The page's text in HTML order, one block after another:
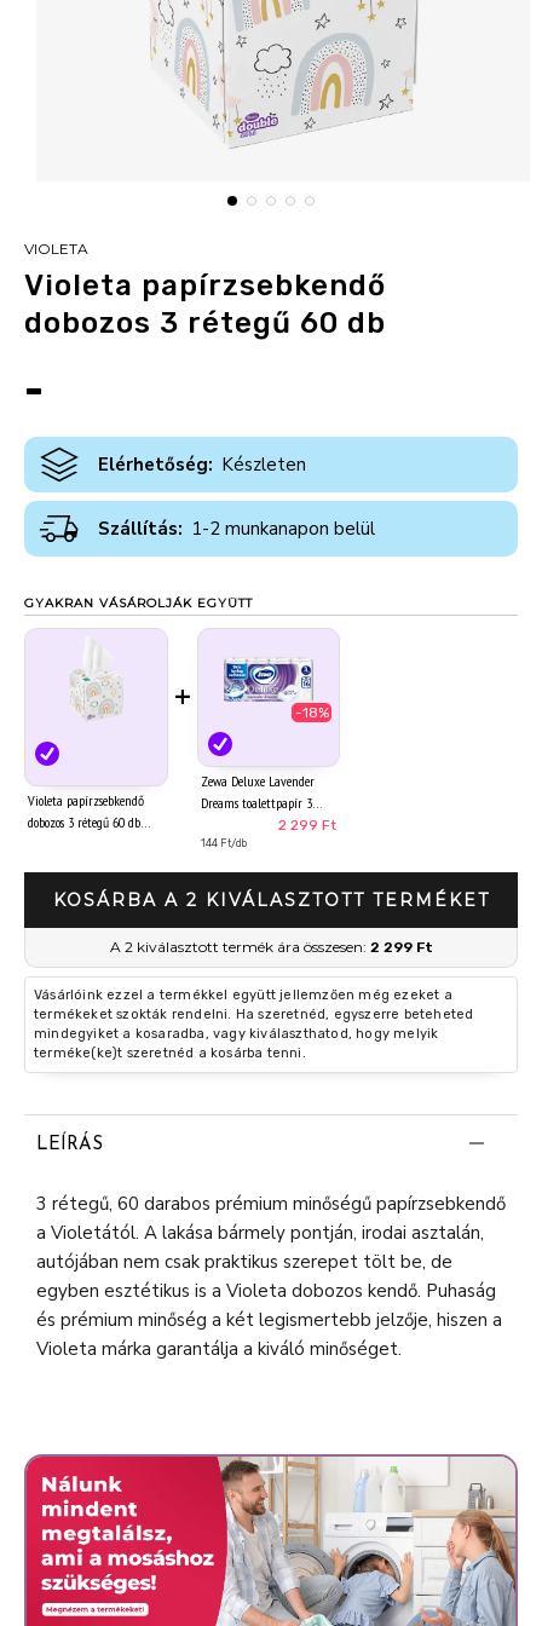
VIOLETA
Violeta papírzsebkendő
dobozos 3 rétegű 60 db
-
Elérhetőség: Készleten
Szállítás: 1-2 munkanapon belül
GYAKRAN VÁSÁROLJÁK EGYÜTT
Violeta papírzsebkendő
dobozos 3 rétegű 60 db
+
-18%
Zewa Deluxe Lavender
Dreams toalettpapír 3
rétegű 16 tekercs2 299 Ft
144 Ft/db
KOSÁRBA A 2 KIVÁLASZTOTT TERMÉKET
A 2 kiválasztott termék ára összesen: 2 299 Ft
Vásárlóink ezzel a termékkel együtt jellemzően még ezeket a
termékeket szokták rendelni. Ha szeretnéd, egyszerre beteheted
mindegyiket a kosaradba, vagy kiválaszthatod, hogy melyik
terméke(ke)t szeretnéd a kosárba tenni.
LEÍRÁS
3 rétegű, 60 darabos prémium minőségű papírzsebkendő
a Violetától. A lakása bármely pontján, irodai asztalán,
autójában nem csak praktikus szerepet tölt be, de
egyben esztétikus is a Violeta dobozos kendő. Puhaság
és prémium minőség a két legismertebb jelzője, hiszen a
Violeta márka garantálja a kiváló minőséget.